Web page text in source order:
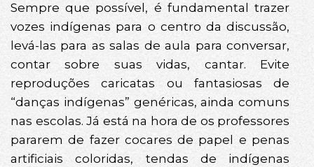
Sempre que possível, é fundamental trazer
vozes indígenas para o centro da discussão,
levá-las para as salas de aula para conversar,
contar sobre suas vidas, cantar. Evite
reproduções caricatas ou fantasiosas de
“danças indígenas” genéricas, ainda comuns
nas escolas. Já está na hora de os professores
pararem de fazer cocares de papel e penas
artificiais coloridas, tendas de indígenas